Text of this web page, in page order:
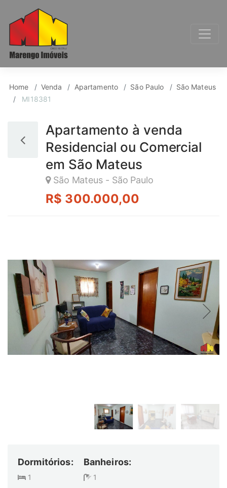
Apartamento para
Home Venda Apartamento São Paulo
São Mateus
MI18381
Apartamento à venda
Residencial ou Comercial
em São Mateus
São Mateus - São Paulo
R$ 300.000,00
Dormitórios:
1
Banheiros:
1